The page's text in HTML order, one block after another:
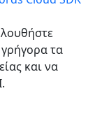
τα
και να